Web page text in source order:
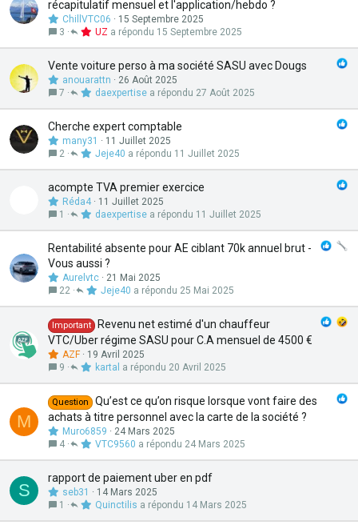
a
récapitulatif mensuel et l'application/hebdo ?
ChillVTC06
15 Septembre 2025
3
15 Septembre 2025
UZ
Vente voiture perso à ma société SASU avec Dougs
anouarattn
26 Août 2025
7
27 Août 2025
daexpertise
Cherche expert comptable
many31
11 Juillet 2025
2
11 Juillet 2025
Jeje40
acompte TVA premier exercice
Réda4
11 Juillet 2025
1
11 Juillet 2025
daexpertise
Rentabilité absente pour AE ciblant 70k annuel brut -
Vous aussi ?
Aurelvtc
21 Mai 2025
22
25 Mai 2025
Jeje40
Important
Revenu net estimé d'un chauffeur
VTC/Uber régime SASU pour C.A mensuel de 4500 €
AZF
19 Avril 2025
9
20 Avril 2025
kartal
M
Question
Qu’est ce qu’on risque lorsque vont faire des
achats à titre personnel avec la carte de la société ?
Muro6859
24 Mars 2025
4
24 Mars 2025
VTC9560
S
rapport de paiement uber en pdf
seb31
14 Mars 2025
1
14 Mars 2025
Quinctilis